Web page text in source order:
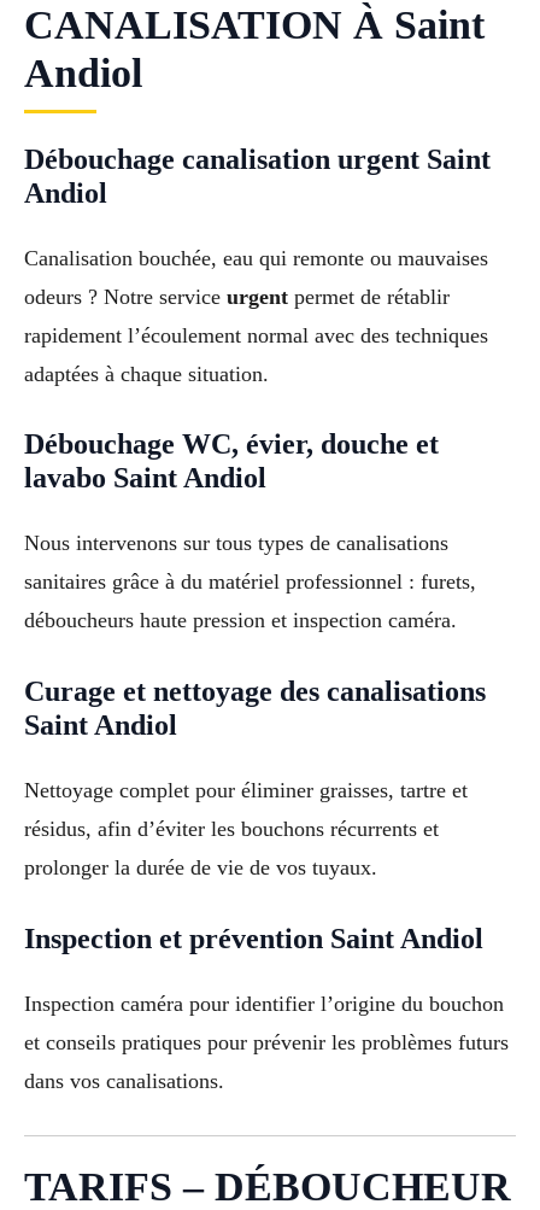
CANALISATION À Saint
Andiol
Débouchage canalisation urgent Saint
Andiol
Canalisation bouchée, eau qui remonte ou mauvaises
odeurs ? Notre service urgent permet de rétablir
rapidement l’écoulement normal avec des techniques
adaptées à chaque situation.
Débouchage WC, évier, douche et
lavabo Saint Andiol
Nous intervenons sur tous types de canalisations
sanitaires grâce à du matériel professionnel : furets,
déboucheurs haute pression et inspection caméra.
Curage et nettoyage des canalisations
Saint Andiol
Nettoyage complet pour éliminer graisses, tartre et
résidus, afin d’éviter les bouchons récurrents et
prolonger la durée de vie de vos tuyaux.
Inspection et prévention Saint Andiol
Inspection caméra pour identifier l’origine du bouchon
et conseils pratiques pour prévenir les problèmes futurs
dans vos canalisations.
TARIFS – DÉBOUCHEUR